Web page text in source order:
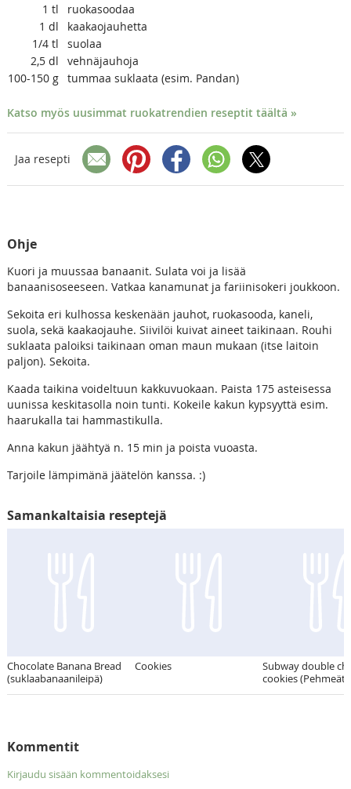
1 tl
ruokasoodaa
1 dl
kaakaojauhetta
1/4 tl
suolaa
2,5 dl
vehnäjauhoja
100-150 g tummaa suklaata (esim. Pandan)
Katso myös uusimmat ruokatrendien reseptit täältä »
Jaa resepti
Ohje
Kuori ja muussaa banaanit. Sulata voi ja lisää
banaanisoseeseen. Vatkaa kanamunat ja fariinisokeri joukkoon.
Sekoita eri kulhossa keskenään jauhot, ruokasooda, kaneli,
suola, sekä kaakaojauhe. Siivilöi kuivat aineet taikinaan. Rouhi
suklaata paloiksi taikinaan oman maun mukaan (itse laitoin
paljon). Sekoita.
Kaada taikina voideltuun kakkuvuokaan. Paista 175 asteisessa
uunissa keskitasolla noin tunti. Kokeile kakun kypsyyttä esim.
haarukalla tai hammastikulla.
Anna kakun jäähtyä n. 15 min ja poista vuoasta.
Tarjoile lämpimänä jäätelön kanssa. :)
Samankaltaisia reseptejä
Chocolate Banana Bread
(suklaabanaanileipä)
Cookies
Subway double
cookies (Pehmeät)
Kommentit
Kirjaudu sisään kommentoidaksesi